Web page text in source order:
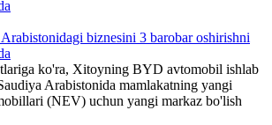
biznesini 3 barobar oshirishni
ko'ra, Xitoyning BYD avtomobil ishlab
Arabistonida mamlakatning yangi
(NEV) uchun yangi markaz bo'lish